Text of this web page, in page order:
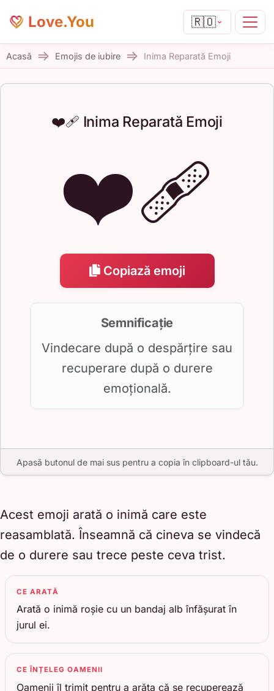
Love.You 🇷🇴
Acasă Emojis de iubire Inima Reparată Emoji
❤️‍🩹 Inima Reparată Emoji
❤️‍🩹
Copiază emoji
Semnificație
Vindecare după o despărțire sau
recuperare după o durere
emoțională.
Apasă butonul de mai sus pentru a copia în clipboard-ul tău.
Acest emoji arată o inimă care este
reasamblată. Înseamnă că cineva se vindecă
de o durere sau trece peste ceva trist.
CE ARATĂ
Arată o inimă roșie cu un bandaj alb înfășurat în
jurul ei.
CE ÎNȚELEG OAMENII
Oamenii îl trimit pentru a arăta că se recuperează